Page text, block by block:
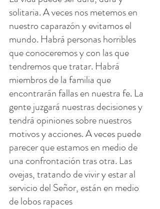
solitaria. A veces nos metemos en
nuestro caparazón y evitamos el
mundo. Habrá personas horribles
que conoceremos y con las que
tendremos que tratar. Habrá
miembros de la familia que
encontrarán fallas en nuestra fe. La
gente juzgará nuestras decisiones y
tendrá opiniones sobre nuestros
motivos y acciones. A veces puede
parecer que estamos en medio de
una confrontación tras otra. Las
ovejas, tratando de vivir y estar al
servicio del Señor, están en medio
de lobos rapaces